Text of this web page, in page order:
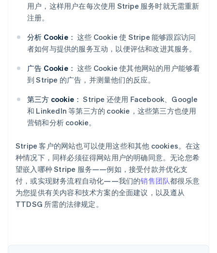
用户，这样用户在每次使用 Stripe 服务时就无需重新
注册。
分析 Cookie： 这些 Cookie 使 Stripe 能够跟踪访问
者如何与提供的服务互动，以便评估和改进其服务。
广告 Cookie： 这些 Cookie 使其他网站的用户能够看
到 Stripe 的广告，并测量他们的反应。
第三方 cookie： Stripe 还使用 Facebook、Google
和 LinkedIn 等第三方的 cookie，这些第三方也使用
营销和分析 cookie。
Stripe 客户的网站也可以使用这些和其他 cookies。在这
种情况下，同样必须征得网站用户的明确同意。无论您希
望嵌入哪种 Stripe 服务——例如，接受付款并优化支
付，或实现财务流程自动化——我们的销售团队都很乐意
为您提供有关内容和技术方案的全面建议，以及遵从
TTDSG 所需的法律规定。
阿联酋
爱尔兰
English
爱沙尼亚
奥地利
Deutsch English
澳大利亚
English
巴西
PortuguêsEnglish
保加利亚
English